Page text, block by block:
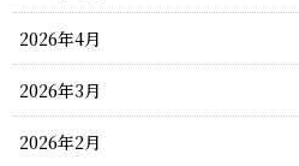
2026年4月
2026年3月
2026年2月